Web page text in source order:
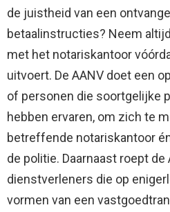
de juistheid van een
betaalinstructies? Neem
met het notariskantoor
uitvoert. De AANV doet een
of personen die soortgelijke
hebben ervaren, om zich te
betreffende notariskantoor
de politie. Daarnaast roept de
dienstverleners die op
vormen van een